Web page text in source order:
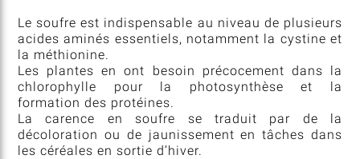
Le soufre est indispensable au niveau de plusieurs
acides aminés essentiels, notamment la cystine et
la méthionine.
Les plantes en ont besoin précocement dans la
chlorophylle pour la photosynthèse et la
formation des protéines.
La carence en soufre se traduit par de la
décoloration ou de jaunissement en tâches dans
les céréales en sortie d’hiver.